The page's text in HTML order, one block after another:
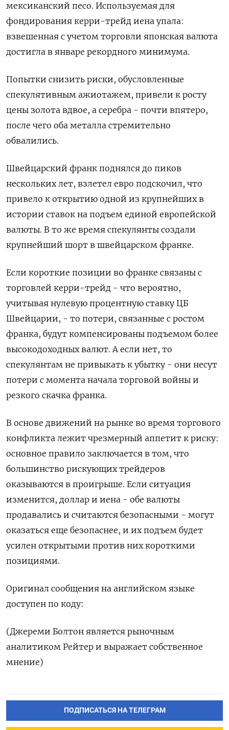
мексиканский песо. Используемая для
фондирования керри-трейд иена упала:
взвешенная с ​учетом торговли японская валюта
достигла в январе рекордного минимума.
Попытки снизить риски, обусловленные
‌спекулятивным ажиотажем, привели к росту
цены золота вдвое, а серебра - почти впятеро,
после чего оба металла стремительно
обвалились.
Швейцарский франк поднялся до пиков
нескольких ​лет, взлетел евро подскочил, что ​
привело к открытию ‌одной из крупнейших в
истории ставок на подъем единой европейской
валюты. В то же ​время спекулянты создали
крупнейший шорт в швейцарском франке.
Если короткие позиции во франке связаны с
торговлей керри-трейд - что вероятно,
учитывая нулевую процентную ставку ЦБ
Швейцарии, - то потери, связанные с ростом
франка, будут компенсированы подъемом более
высокодоходных валют. А если нет, то
спекулянтам не привыкать к убытку - они несут
потери с момента начала торговой войны и
резкого скачка франка.
В ​основе движений на рынке ⁠во время торгового
конфликта лежит чрезмерный аппетит к риску:
основное правило заключается в том, что
большинство рискующих трейдеров
‌оказываются в проигрыше. Если ситуация
изменится, доллар и иена - обе валюты
продавались и ‌считаются безопасными - могут
оказаться еще безопаснее, и их подъем будет
усилен открытыми против них короткими ​
позициями.
Оригинал сообщения на английском языке
доступен по коду:
(Джереми Болтон ‌является рыночным
аналитиком Рейтер и выражает собственное
мнение)
ПОДПИСАТЬСЯ НА ТЕЛЕГРАМ